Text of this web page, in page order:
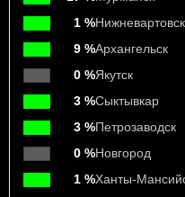
1 %Нижневартовск
9 %Архангельск
0 %Якутск
3 %Сыктывкар
3 %Петрозаводск
0 %Новгород
1 %Ханты-